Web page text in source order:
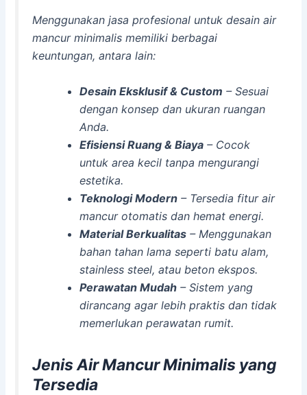
Menggunakan jasa profesional untuk desain air
mancur minimalis memiliki berbagai
keuntungan, antara lain:
Desain Eksklusif & Custom – Sesuai
dengan konsep dan ukuran ruangan
Anda.
Efisiensi Ruang & Biaya– Cocok
untuk area kecil tanpa mengurangi
estetika.
Teknologi Modern– Tersedia fitur air
mancur otomatis dan hemat energi.
Material Berkualitas– Menggunakan
bahan tahan lama seperti batu alam,
stainless steel, atau beton ekspos.
Perawatan Mudah– Sistem yang
dirancang agar lebih praktis dan tidak
memerlukan perawatan rumit.
Jenis Air Mancur Minimalis yang
Tersedia